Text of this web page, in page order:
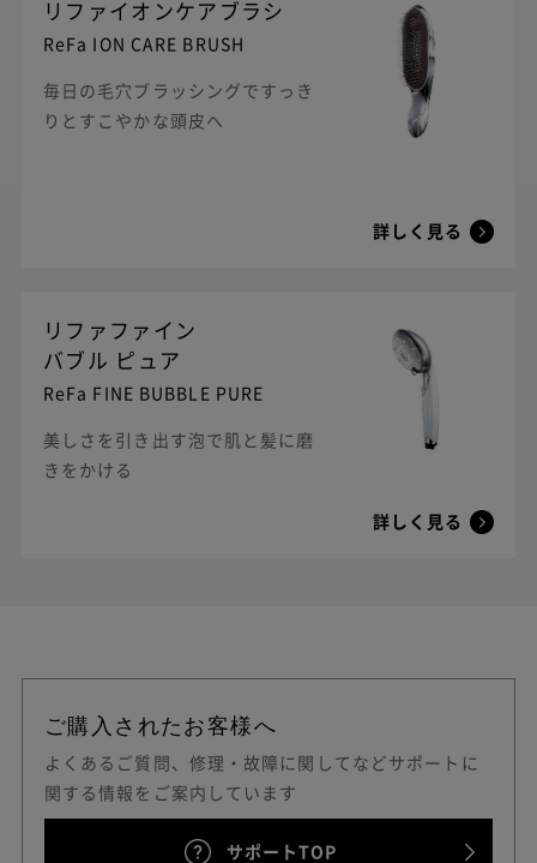
リファイオンケアブラシ
ReFa ION CARE BRUSH
毎日の毛穴ブラッシングですっき
りとすこやかな頭皮へ
詳しく見る
リファファイン
バブル ピュア
ReFa FINE BUBBLE PURE
美しさを引き出す泡で肌と髪に磨
きをかける
詳しく見る
ご購入されたお客様へ
よくあるご質問、修理・故障に関してなどサポートに
関する情報をご案内しています
サポートTOP